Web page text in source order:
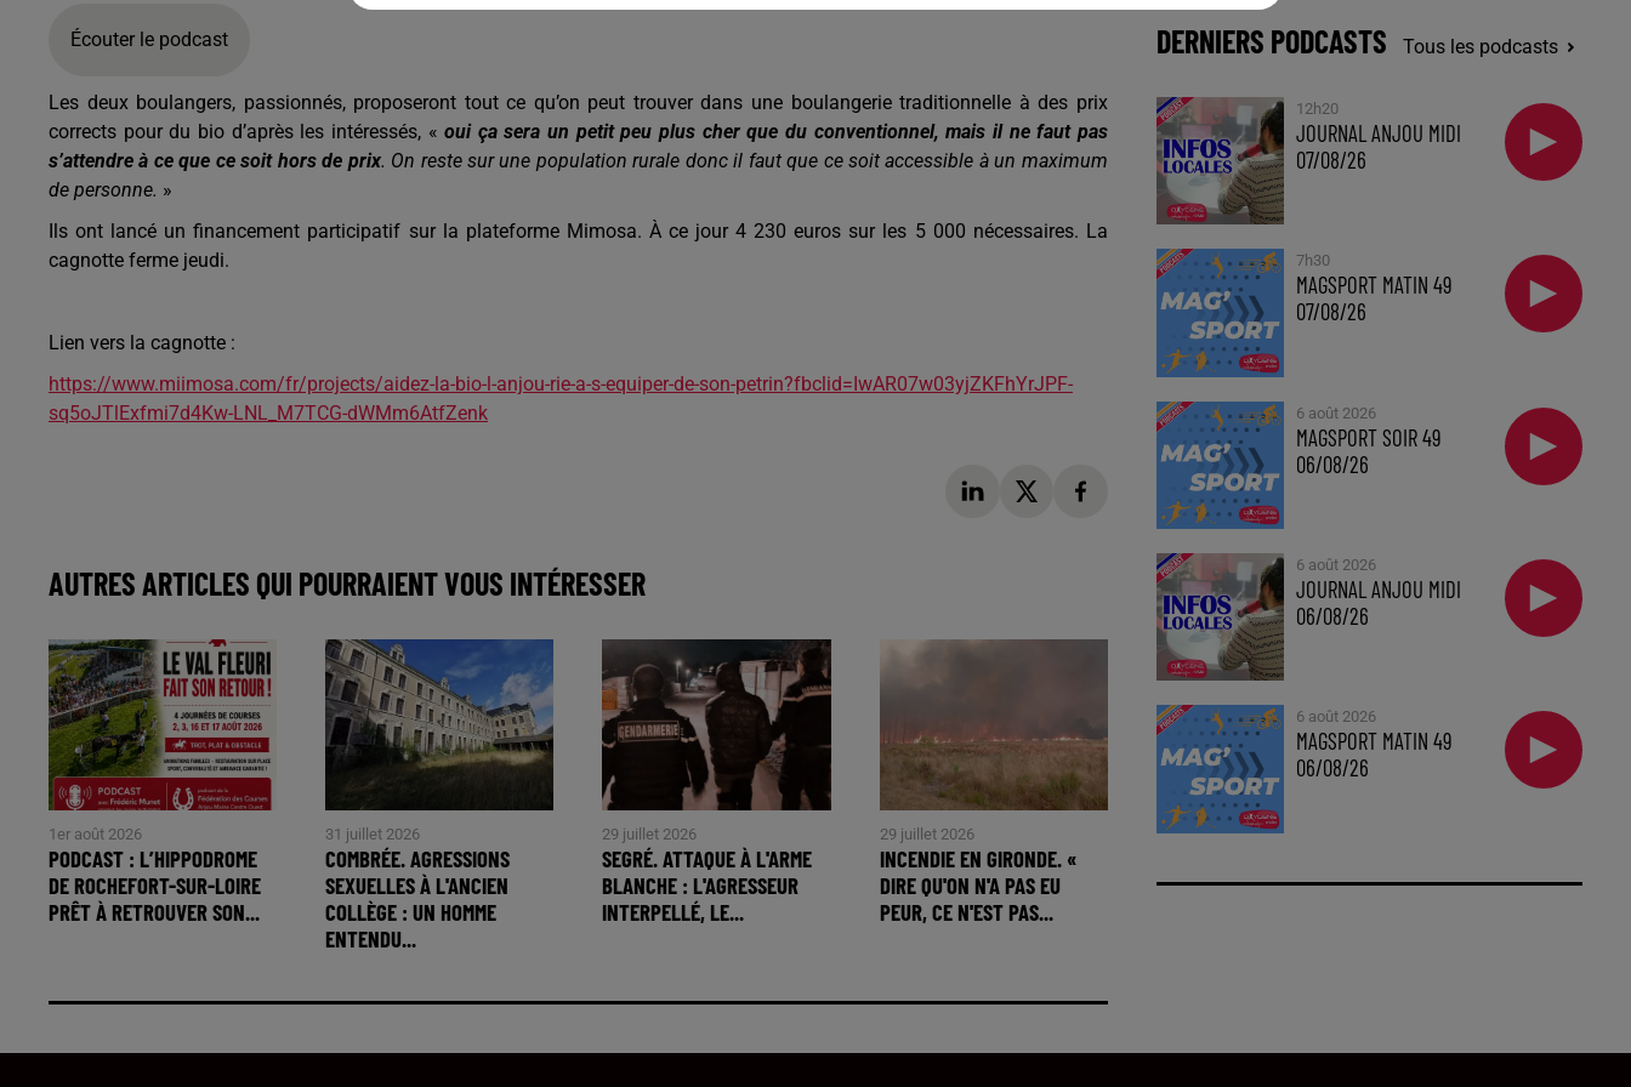
Écouter le podcast
Les deux boulangers, passionnés, proposeront tout ce qu’on peut trouver dans une boulangerie traditionnelle à des prix
corrects pour du bio d’après les intéressés, «oui ça sera un petit peu plus cher que du conventionnel, mais il ne faut pas
s’attendre à ce que ce soit hors de prix. On reste sur une population rurale donc il faut que ce soit accessible à un maximum
de personne. »
Ils ont lancé un financement participatif sur la plateforme Mimosa. À ce jour 4 230 euros sur les 5 000 nécessaires. La
cagnotte ferme jeudi.
Lien vers la cagnotte :
https://www.miimosa.com/fr/projects/aidez-la-bio-l-anjou-rie-a-s-equiper-de-son-petrin?fbclid=IwAR07w03yjZKFhYrJPF-
sq5oJTlExfmi7d4Kw-LNL_M7TCG-dWMm6AtfZenk
AUTRES ARTICLES QUI POURRAIENT VOUS INTÉRESSER
1er août 2026
PODCAST : L’HIPPODROME
DE ROCHEFORT-SUR-LOIRE
PRÊT À RETROUVER SON...
31 juillet 2026
COMBRÉE. AGRESSIONS
SEXUELLES À L'ANCIEN
COLLÈGE : UN HOMME
ENTENDU...
29 juillet 2026
SEGRÉ. ATTAQUE À L'ARME
BLANCHE : L'AGRESSEUR
INTERPELLÉ, LE...
29 juillet 2026
INCENDIE EN GIRONDE. «
DIRE QU'ON N'A PAS EU
PEUR, CE N'EST PAS...
DERNIERS PODCASTS Tous les podcasts
12h20
JOURNAL ANJOU MIDI
07/08/26
7h30
MAGSPORT MATIN 49
07/08/26
6 août 2026
MAGSPORT SOIR 49
06/08/26
6 août 2026
JOURNAL ANJOU MIDI
06/08/26
6 août 2026
MAGSPORT MATIN 49
06/08/26